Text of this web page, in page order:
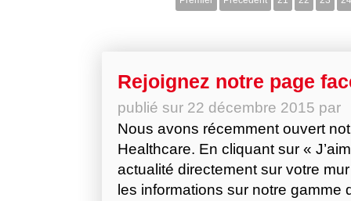
Rejoignez notre page
publié sur 22 décembre 2015 par
Nous avons récemment ouvert
Healthcare. En cliquant sur «
actualité directement sur votre
les informations sur notre